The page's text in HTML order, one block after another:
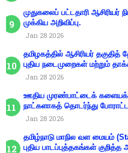
முதுகலைப் பட்டதாரி
முக்கிய அறிவிப்பு.
Jan 28 2026
தமிழகத்தில் ஆசிரியர் தகுதித்
புதிய நடைமுறைகள் மற்றும்
Jan 28 2026
ஊதிய முரண்பாட்டைக் களையக்
நாட்களாகத் தொடர்ந்து
Jan 28 2026
தமிழ்நாடு மாநில வள மையம்
புதிய பாடப்புத்தகங்கள் குறித்த